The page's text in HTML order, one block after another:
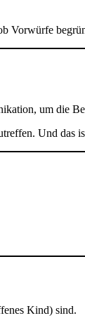
Vorwürfe
um die
Und das
Kind) sind.